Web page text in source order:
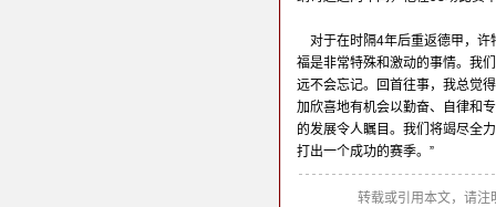
对于在时隔4年后重返德甲，许
福是非常特殊和激动的事情。我
远不会忘记。回首往事，我总觉
加欣喜地有机会以勤奋、自律和
的发展令人瞩目。我们将竭尽全
打出一个成功的赛季。”
转载或引用本文，请注